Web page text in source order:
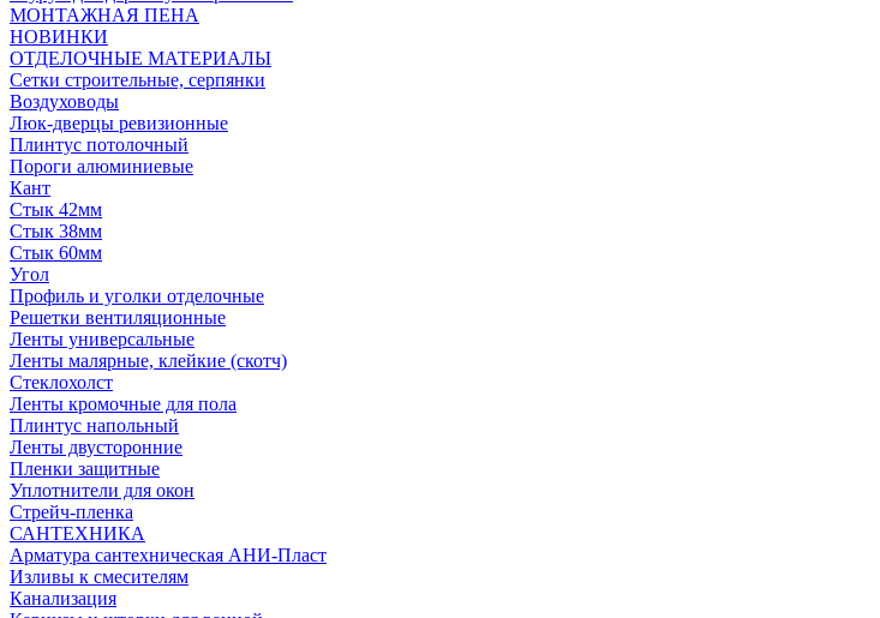
МОНТАЖНАЯ ПЕНА
НОВИНКИ
ОТДЕЛОЧНЫЕ МАТЕРИАЛЫ
Сетки строительные, серпянки
Воздуховоды
Люк-дверцы ревизионные
Плинтус потолочный
Пороги алюминиевые
Кант
Стык 42мм
Стык 38мм
Стык 60мм
Угол
Профиль и уголки отделочные
Решетки вентиляционные
Ленты универсальные
Ленты малярные, клейкие (скотч)
Стеклохолст
Ленты кромочные для пола
Плинтус напольный
Ленты двусторонние
Пленки защитные
Уплотнители для окон
Стрейч-пленка
САНТЕХНИКА
Арматура сантехническая АНИ-Пласт
Изливы к смесителям
Канализация